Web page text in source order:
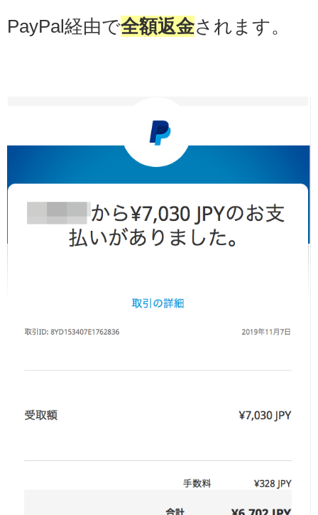
PayPal経由で全額返金されます。